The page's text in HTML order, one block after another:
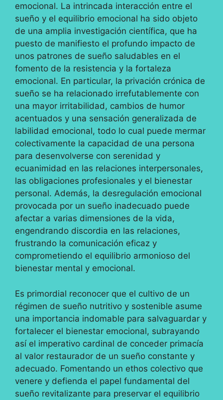
emocional. La intrincada interacción entre el
sueño y el equilibrio emocional ha sido objeto
de una amplia investigación científica, que ha
puesto de manifiesto el profundo impacto de
unos patrones de sueño saludables en el
fomento de la resistencia y la fortaleza
emocional. En particular, la privación crónica de
sueño se ha relacionado irrefutablemente con
una mayor irritabilidad, cambios de humor
acentuados y una sensación generalizada de
labilidad emocional, todo lo cual puede mermar
colectivamente la capacidad de una persona
para desenvolverse con serenidad y
ecuanimidad en las relaciones interpersonales,
las obligaciones profesionales y el bienestar
personal. Además, la desregulación emocional
provocada por un sueño inadecuado puede
afectar a varias dimensiones de la vida,
engendrando discordia en las relaciones,
frustrando la comunicación eficaz y
comprometiendo el equilibrio armonioso del
bienestar mental y emocional.
Es primordial reconocer que el cultivo de un
régimen de sueño nutritivo y sostenible asume
una importancia indomable para salvaguardar y
fortalecer el bienestar emocional, subrayando
así el imperativo cardinal de conceder primacía
al valor restaurador de un sueño constante y
adecuado. Fomentando un ethos colectivo que
venere y defienda el papel fundamental del
sueño revitalizante para preservar el equilibrio